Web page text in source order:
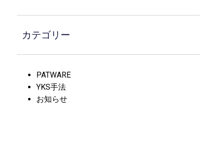
カテゴリー
PATWARE
YKS手法
お知らせ